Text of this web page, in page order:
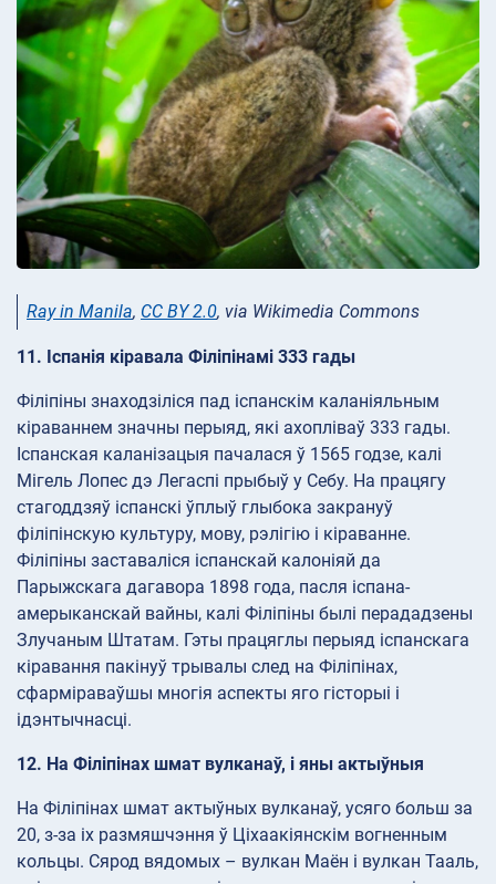
Ray in Manila, CC BY 2.0, via Wikimedia Commons
11. Іспанія кіравала Філіпінамі 333 гады
Філіпіны знаходзіліся пад іспанскім каланіяльным
кіраваннем значны перыяд, які ахопліваў 333 гады.
Іспанская каланізацыя пачалася ў 1565 годзе, калі
Мігель Лопес дэ Легаспі прыбыў у Себу. На працягу
стагоддзяў іспанскі ўплыў глыбока закрануў
філіпінскую культуру, мову, рэлігію і кіраванне.
Філіпіны заставаліся іспанскай калоніяй да
Парыжскага дагавора 1898 года, пасля іспана-
амерыканскай вайны, калі Філіпіны былі перададзены
Злучаным Штатам. Гэты працяглы перыяд іспанскага
кіравання пакінуў трывалы след на Філіпінах,
сфарміраваўшы многія аспекты яго гісторыі і
ідэнтычнасці.
12. На Філіпінах шмат вулканаў, і яны актыўныя
На Філіпінах шмат актыўных вулканаў, усяго больш за
20, з-за іх размяшчэння ў Ціхаакіянскім вогненным
кольцы. Сярод вядомых – вулкан Маён і вулкан Тааль,